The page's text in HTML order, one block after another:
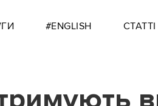
#ENGLISH СТАТТІ